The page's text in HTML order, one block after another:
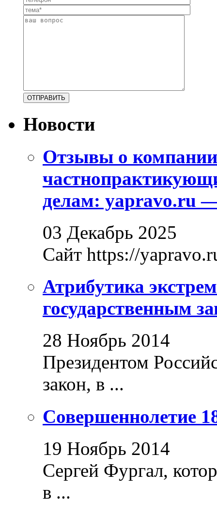
Новости
Отзывы о
делам: yapravo.ru
03 Декабрь 2025
Сайт https://
Атрибутика
государственным
28 Ноябрь 2014
Президентом
закон, в ...
Совершеннолетие
19 Ноябрь 2014
Сергей Фургал,
в ...